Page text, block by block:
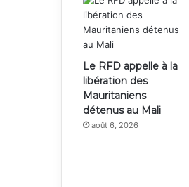
Le RFD appelle à la
libération des
Mauritaniens
détenus au Mali
août 6, 2026